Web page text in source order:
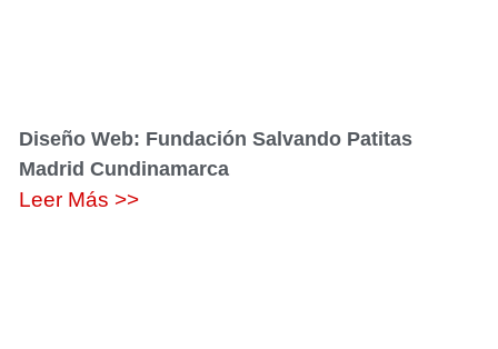
Diseño Web: Fundación Salvando Patitas
Madrid Cundinamarca
Leer Más >>